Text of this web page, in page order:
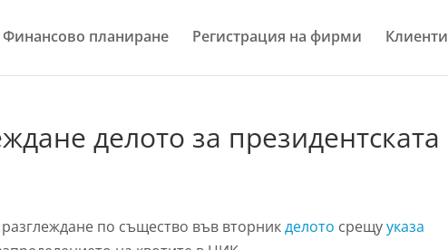
Финансово планиране Регистрация на фирми Клиенти
делото за президентската
по същество във вторникделото срещууказа